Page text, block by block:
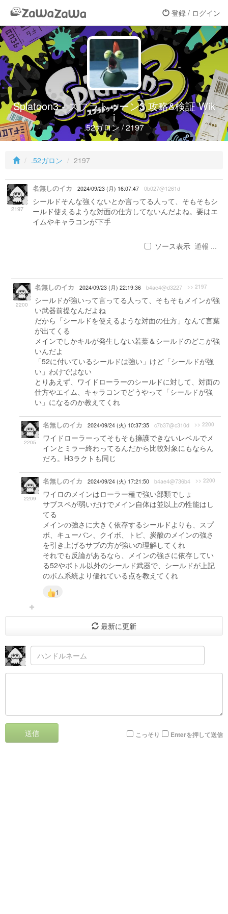
登録 / ログイン
Splatoon3 - スプラトゥーン3 攻略&検証 Wik
i
.52ガロン / 2197
.52ガロン 2197
2197
名無しのイカ 2024/09/23 (月) 16:07:47 0b027@1261d
シールドそんな強くないとか言ってる人って、そもそもシ
ールド使えるような対面の仕方してないんだよね。要はエ
イムやキャラコンが下手
ソース表示 通報 ...
2200
名無しのイカ 2024/09/23 (月) 22:19:36 b4ae4@d3227 >> 2197
シールドが強いって言ってる人って、そもそもメインが強
い武器前提なんだよね
だから「シールドを使えるような対面の仕方」なんて言葉
が出てくる
メインでしかキルが発生しない若葉＆シールドのどこが強
いんだよ
「52に付いているシールドは強い」けど「シールドが強
い」わけではない
とりあえず、ワイドローラーのシールドに対して、対面の
仕方やエイム、キャラコンでどうやって「シールドが強
い」になるのか教えてくれ
2205
名無しのイカ 2024/09/24 (火) 10:37:35 c7b37@c310d >> 2200
ワイドローラーってそもそも擁護できないレベルでメ
インとミラー終わってるんだから比較対象にもならん
だろ。H3ラクトも同じ
2209
名無しのイカ 2024/09/24 (火) 17:21:50 b4ae4@736b4 >> 2200
ワイロのメインはローラー種で強い部類でしょ
サブスペが弱いだけでメイン自体は並以上の性能はし
てる
メインの強さに大きく依存するシールドよりも、スプ
ボ、キューバン、クイボ、トピ、炭酸のメインの強さ
を引き上げるサブの方が強いの理解してくれ
それでも反論があるなら、メインの強さに依存してい
る52やボトル以外のシールド武器で、シールドが上記
のボム系統より優れている点を教えてくれ
1
最新に更新
送信 こっそり Enterを押して送信